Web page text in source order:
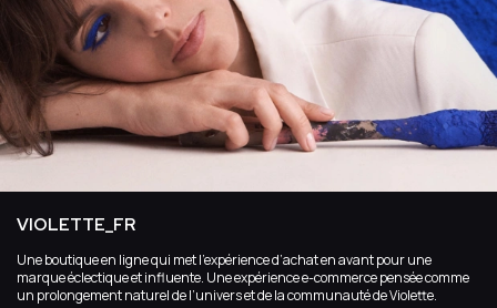
VIOLETTE_FR
Une boutique en ligne qui met l’expérience d’achat en avant pour une
marque éclectique et influente. Une expérience e-commerce pensée comme
un prolongement naturel de l’univers et de la communauté de Violette.